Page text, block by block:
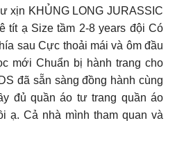
xịn KHỦNG LONG JURASSIC
tít ạ Size tầm 2-8 years đội Có
sau Cực thoải mái và ôm đầu
mới Chuẩn bị hành trang cho
đã sẵn sàng đồng hành cùng
đủ quần áo tư trang quần áo
ạ. Cả nhà mình tham quan và